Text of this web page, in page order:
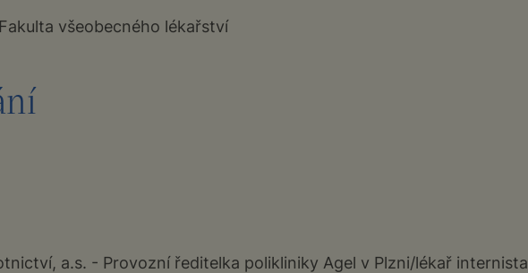
všeobecného lékařství
a.s. - Provozní ředitelka polikliniky Agel v Plzni/lékař internista